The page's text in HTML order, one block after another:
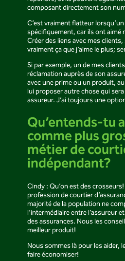
composant directement son
C’est vraiment flatteur
spécifiquement, car ils ont aimé
Créer des liens avec mes
vraiment ça que j’aime le plus;
Si par exemple, un de mes
réclamation auprès de son
avec une prime ou un produit,
lui proposer autre chose qui
assureur. J’ai toujours une
Qu’entends-tu
comme plus
métier de
indépendant?
Cindy : Qu’on est des
profession de courtier
majorité de la population ne
l’intermédiaire entre l’assureur
des assurances. Nous les
meilleur produit!
Nous sommes là pour les aider,
faire économiser!